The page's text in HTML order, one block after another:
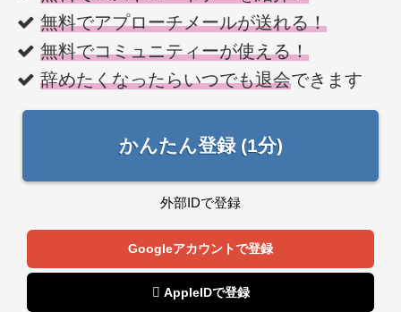
無料でアプローチメールが送れる！
無料でコミュニティーが使える！
辞めたくなったらいつでも退会できます
かんたん登録 (1分)
外部IDで登録
Googleアカウントで登録
 AppleIDで登録